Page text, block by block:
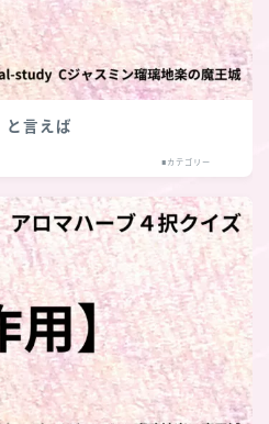
と言えば
■カテゴリー